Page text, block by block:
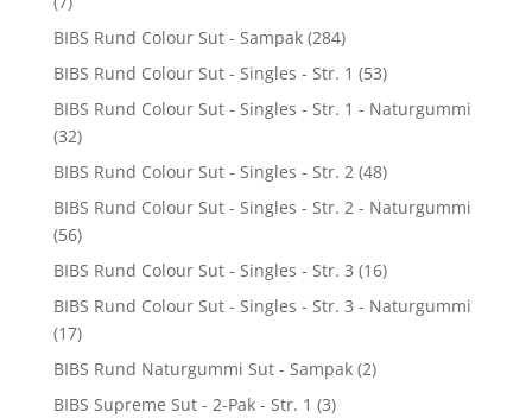
BIBS Rund Colour Sut - Sampak (284)
BIBS Rund Colour Sut - Singles - Str. 1 (53)
BIBS Rund Colour Sut - Singles - Str. 1 - Naturgummi
(32)
BIBS Rund Colour Sut - Singles - Str. 2 (48)
BIBS Rund Colour Sut - Singles - Str. 2 - Naturgummi
(56)
BIBS Rund Colour Sut - Singles - Str. 3 (16)
BIBS Rund Colour Sut - Singles - Str. 3 - Naturgummi
(17)
BIBS Rund Naturgummi Sut - Sampak (2)
BIBS Supreme Sut - 2-Pak - Str. 1 (3)